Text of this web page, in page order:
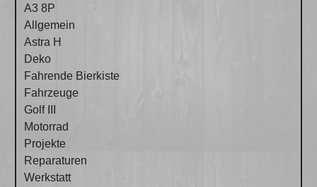
A3 8P
Allgemein
Astra H
Deko
Fahrende Bierkiste
Fahrzeuge
Golf III
Motorrad
Projekte
Reparaturen
Werkstatt